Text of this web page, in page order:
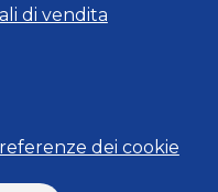
di vendita
dei cookie